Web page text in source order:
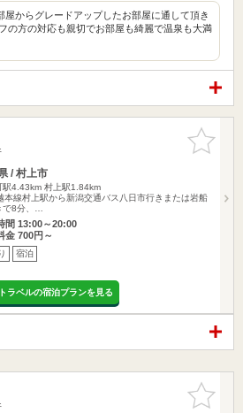
屋からグレードアップしたお部屋に通して頂き
の方の対応も親切でお部屋も綺麗で温泉も大満
お気に入
りに追加
/ 村上市
駅4.43km 村上駅1.84km
本線村上駅から新潟交通バス八日市行きまたは岩船
で8分、…
間 13:00～20:00
金 700円～
宿泊
ラベルの宿泊プランを見る
お気に入
りに追加